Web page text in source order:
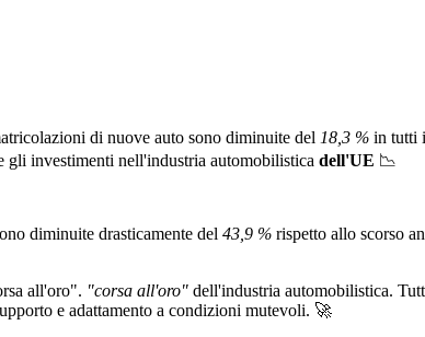
di nuove auto sono diminuite del 18,3 % in tutti
gli investimenti nell'industria automobilistica dell'UE 📉
diminuite drasticamente del 43,9 % rispetto allo scorso
all'oro". "corsa all'oro" dell'industria automobilistica.
e adattamento a condizioni mutevoli. 🚀